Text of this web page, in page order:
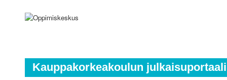
Kauppakorkeakoulun julkaisuportaali